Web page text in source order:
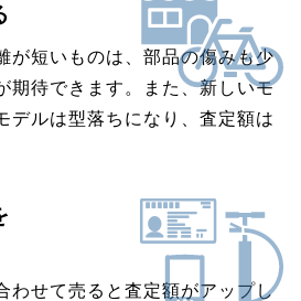
が短いものは、部品の傷みも少
期待できます。また、新しいモ
デルは型落ちになり、査定額は
わせて売ると査定額がアップし